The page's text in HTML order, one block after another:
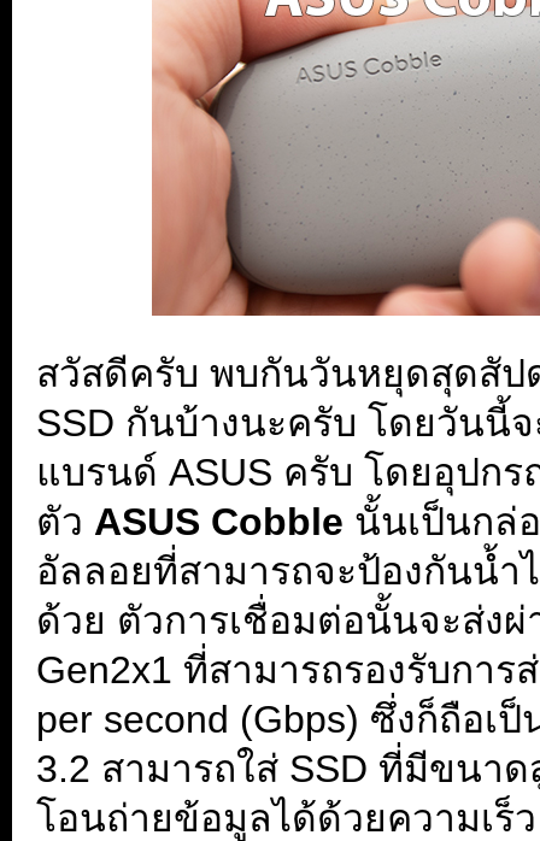
สวัสดีครับ พบกันวันหยุดสุดสั
SSD กันบ้างนะครับ โดยวันนี้
แบรนด์ ASUS ครับ โดยอุป
ตัว ASUS Cobble นั้นเป็นกล่
อัลลอยที่สามารถจะป้องกันน้ำ
ด้วย ตัวการเชื่อมต่อนั้นจะส่ง
Gen2x1 ที่สามารถรองรับกา
per second (Gbps) ซึ่งก็ถือเ
3.2 สามารถใส่ SSD ที่มีขนา
โอนถ่ายข้อมูลได้ด้วยความเร็